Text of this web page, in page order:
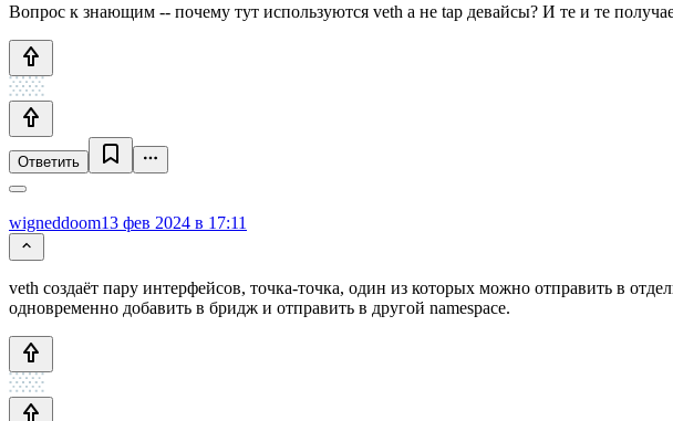
Вопрос к знающим -- почему тут используются veth а не tap девайсы? И те и те
Ответить
wigneddoom13 фев 2024 в 17:11
veth создаёт пару интерфейсов, точка-точка, один из которых можно отправить в
одновременно добавить в бридж и отправить в другой namespace.